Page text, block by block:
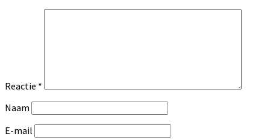
Reactie *
Naam
E-mail